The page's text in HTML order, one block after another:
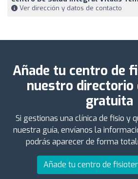
Ver dirección y datos de contacto
Añade tu centro de
nuestro directorio
gratuita
Si gestionas una clínica de fisio y
nuestra guía, envíanos la
podrás aparecer de forma
Añade tu centro de